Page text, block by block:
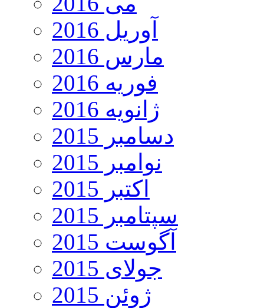
آوریل 2016
مارس 2016
فوریه 2016
ژانویه 2016
دسامبر 2015
نوامبر 2015
اکتبر 2015
سپتامبر 2015
آگوست 2015
جولای 2015
ژوئن 2015